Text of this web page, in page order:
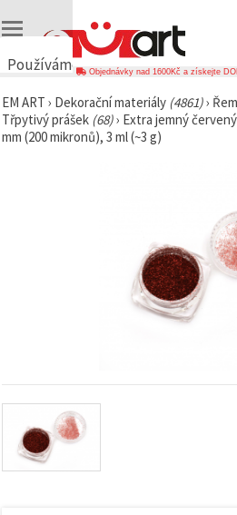
Používáme
🍪
Používáme
cookies a
zobrazovali
reklamu, a
to i s
pomocí
našich
Objednávky nad 1600Kč a získejte
EM ART › Dekorační materiály (4861)›
Třpytivý prášek (68)› Extra jemný
mm (200 mikronů), 3 ml (~3 g)